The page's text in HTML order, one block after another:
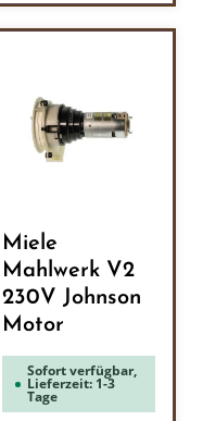
Miele
Mahlwerk V2
230V Johnson
Motor
Sofort verfügbar,
Lieferzeit: 1-3
Tage